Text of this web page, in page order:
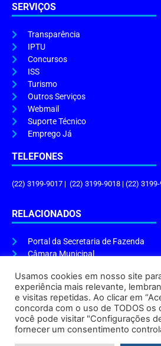
SERVIÇOS
Transparência
IPTU
Concursos
ISS
Turismo
Outros Serviços
Webmail
Suporte Técnico
Emprego Já
TELEFONES
(22) 3199-9017 | (22) 3199-9018 | (22)
RELACIONADOS
Portal da Secretaria de Fazenda
Câmara Municipal
ENDEREÇO E HORÁRIO
Endereço:Praça Tiradentes, s/n – Centro,
Atendimento do Protocolo Geral da
Horário de Funcionamento:8h às 17h
Usamos cookies em nosso site
experiência mais relevante,
e visitas repetidas. Ao clicar em
concorda com o uso de TODOS os
você pode visitar "Configurações
fornecer um consentimento